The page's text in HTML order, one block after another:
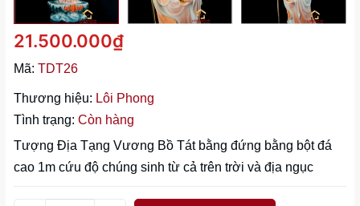
21.500.000₫
Mã: TDT26
Thương hiệu: Lôi Phong
Tình trạng: Còn hàng
Tượng Địa Tạng Vương Bồ Tát bằng đứng bằng bột đá
cao 1m cứu độ chúng sinh từ cả trên trời và địa ngục